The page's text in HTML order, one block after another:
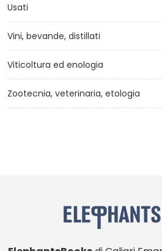
Usati
Vini, bevande, distillati
Viticoltura ed enologia
Zootecnia, veterinaria, etologia